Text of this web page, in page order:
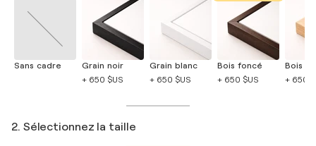
Sans cadre
Grain noir
+ 650 $US
Grain blanc
+ 650 $US
Bois foncé
+ 650 $US
Bois
+ 650
2. Sélectionnez la taille